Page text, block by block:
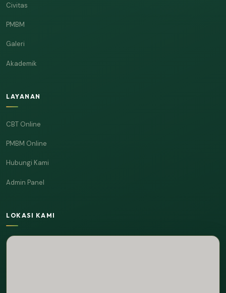
Civitas
PMBM
Galeri
Akademik
LAYANAN
CBT Online
PMBM Online
Hubungi Kami
Admin Panel
LOKASI KAMI